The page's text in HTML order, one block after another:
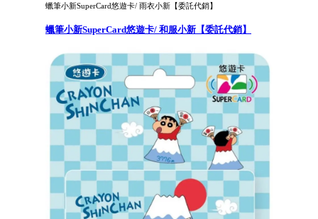
蠟筆小新SuperCard悠遊卡/ 雨衣小新【委託代銷】
蠟筆小新SuperCard悠遊卡/ 和服小新【委託代銷】